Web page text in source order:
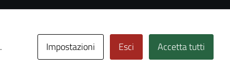
Impostazioni Esci Accetta tutti